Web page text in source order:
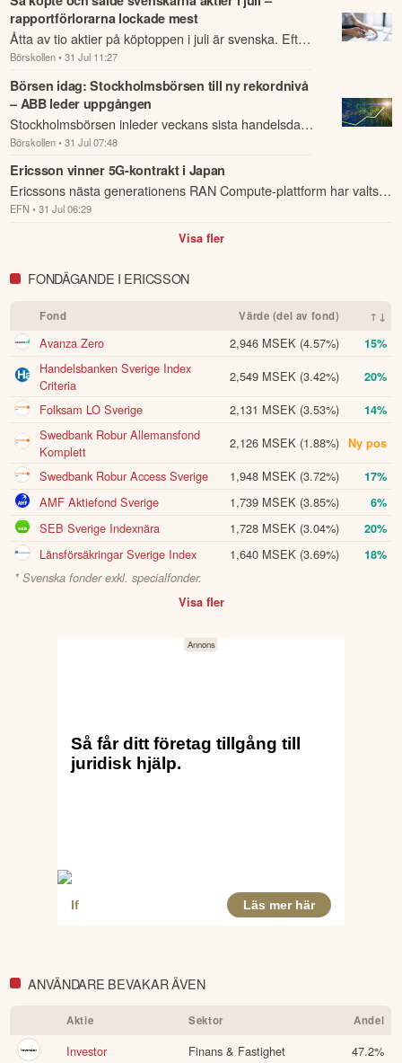
rapportförlorarna lockade mest
Åtta av tio aktier på köptoppen i juli är svenska. Efter
månader av USA-feber har landets aktiesparare vänt
blicken hemåt och passat på att ...
Börskollen • 31 Jul 11:27
Börsen idag: Stockholmsbörsen till ny rekordnivå
– ABB leder uppgången
Stockholmsbörsen inleder veckans sista handelsdag
med en bred uppgång och noterar en ny rekordnivå.
Börskollen • 31 Jul 07:48
Ericsson vinner 5G-kontrakt i Japan
Ericssons nästa generationens RAN Compute-plattform har valts
av japanska teleoperatören NTT Docomo för för operatörens
EFN • 31 Jul 06:29
Visa fler
FONDÄGANDE I ERICSSON
Fond Värde (del av fond) ↑↓
Avanza Zero 2,946 MSEK (4.57%) 15%
Handelsbanken Sverige Index
Criteria
2,549 MSEK (3.42%) 20%
Folksam LO Sverige 2,131 MSEK (3.53%) 14%
Swedbank Robur Allemansfond
Komplett
2,126 MSEK (1.88%) Ny pos
Swedbank Robur Access Sverige 1,948 MSEK (3.72%) 17%
AMF Aktiefond Sverige 1,739 MSEK (3.85%) 6%
SEB Sverige Indexnära 1,728 MSEK (3.04%) 20%
Länsförsäkringar Sverige Index 1,640 MSEK (3.69%)
18%
* Svenska fonder exkl. specialfonder.
Visa fler
ANVÄNDARE BEVAKAR ÄVEN
Aktie Sektor Andel
Investor Finans & Fastighet 47.2%